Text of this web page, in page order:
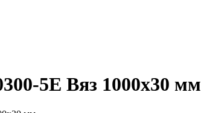
5Е Вяз 1000х30 мм